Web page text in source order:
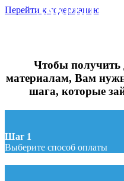
Перейти к содержанию
Чтобы
материалам, Вам
шага, которые
Шаг 1
Выберите способ оплаты